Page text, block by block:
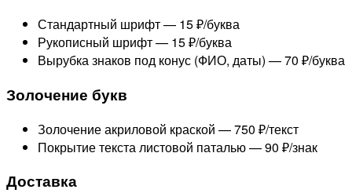
Стандартный шрифт — 15 ₽/буква
Рукописный шрифт — 15 ₽/буква
Вырубка знаков под конус (ФИО, даты) —70 ₽/буква
Золочение букв
Золочение акриловой краской —750 ₽/текст
Покрытие текста листовой паталью —90 ₽/знак
Доставка